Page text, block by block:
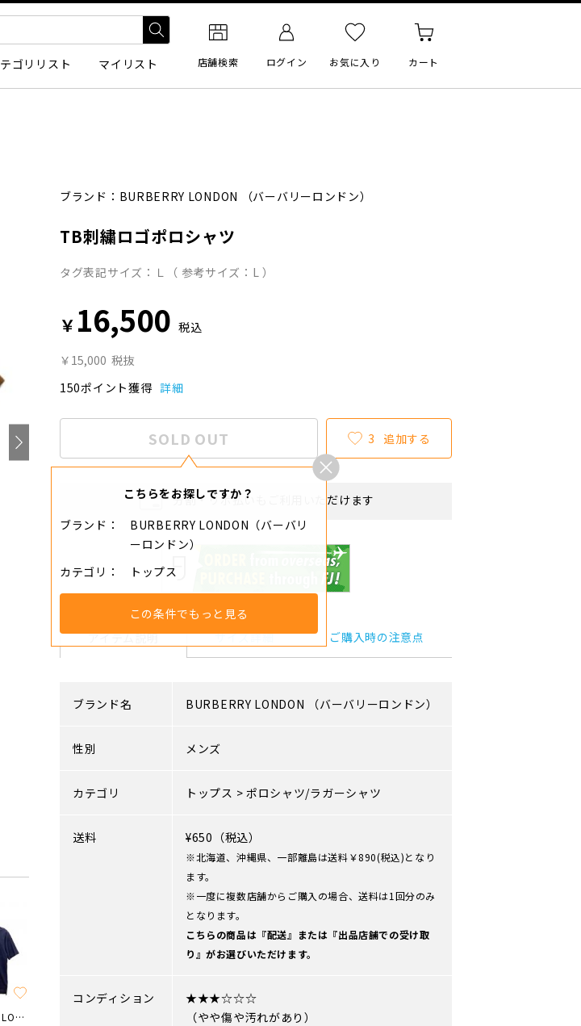
ゴリリスト マイリスト 店舗検索 ログイン お気に入り カート
BURBERRY LONDON
ブランド： BURBERRY LONDON （バーバリーロンドン）
TB刺繍ロゴポロシャツ
タグ表記サイズ：Ｌ（ 参考サイズ：L ）
￥ 16,500 税込
￥15,000 税抜
150ポイント獲得 詳細
SOLD OUT
こちらをお探しですか？
ブランド
BURBERRY LONDON（バーバリ
ーロンドン）
カテゴリ
トップス
この条件でもっと見る
3 追加する
分割・リボ払いもご利用いただけます
アイテム説明 サイズ詳細 ご購入時の注意点
ブランド名 BURBERRY LONDON （バーバリーロンドン）
性別 メンズ
カテゴリ トップス > ポロシャツ/ラガーシャツ
送料 ¥650（税込）
※北海道、沖縄県、一部離島は送料￥890(税込)となり
ます。
※一度に複数店舗からご購入の場合、送料は1回分のみ
となります。
こちらの商品は『配送』または『出品店舗での受け取
り』がお選びいただけます。
コンディション
★★★☆☆☆
（やや傷や汚れがあり）